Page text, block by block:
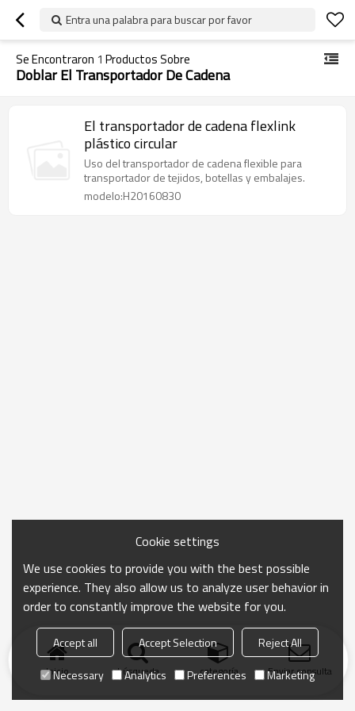
Entra una palabra para buscar por favor
Se Encontraron 1 Productos Sobre
Doblar El Transportador De Cadena
El transportador de cadena flexlink
plástico circular
Uso del transportador de cadena flexible para
transportador de tejidos, botellas y embalajes.
modelo:H20160830
Inicio búsqueda categoría Enviar consulta
Cookie settings
We use cookies to provide you with the best possible
experience. They also allow us to analyze user behavior in
order to constantly improve the website for you.
Accept all Accept Selection
Reject All
Necessary
Analytics Preferences Marketing